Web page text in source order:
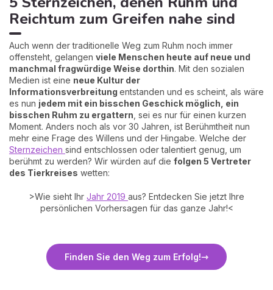
Reichtum zum Greifen nahe sind
Auch wenn der traditionelle Weg zum Ruhm noch immer
offensteht, gelangen viele Menschen heute auf neue und
manchmal fragwürdige Weise dorthin. Mit den sozialen
Medien ist eine neue Kultur der
Informationsverbreitung entstanden und es scheint, als wäre
es nun jedem mit ein bisschen Geschick möglich, ein
bisschen Ruhm zu ergattern , sei es nur für einen kurzen
Moment. Anders noch als vor 30 Jahren, ist Berühmtheit nun
mehr eine Frage des Willens und der Hingabe. Welche der
Sternzeichen sind entschlossen oder talentiert genug, um
berühmt zu werden? Wir würden auf die folgen 5 Vertreter
des Tierkreises wetten:
>Wie sieht Ihr Jahr 2019 aus? Entdecken Sie jetzt Ihre
persönlichen Vorhersagen für das ganze Jahr!<
Finden Sie den Weg zum Erfolg!